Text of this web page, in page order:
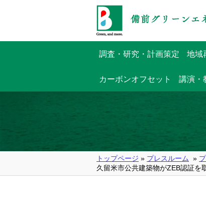
調査・研究・計画策定 地域
カーボンオフセット 講演・
トップページ » プレスルーム »
久留米市公共建築物がZEB認証を